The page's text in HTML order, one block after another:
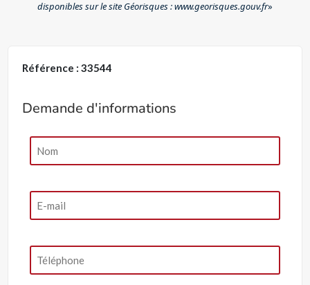
disponibles sur le site Géorisques : www.georisques.gouv.fr»
Référence : 33544
Demande d'informations